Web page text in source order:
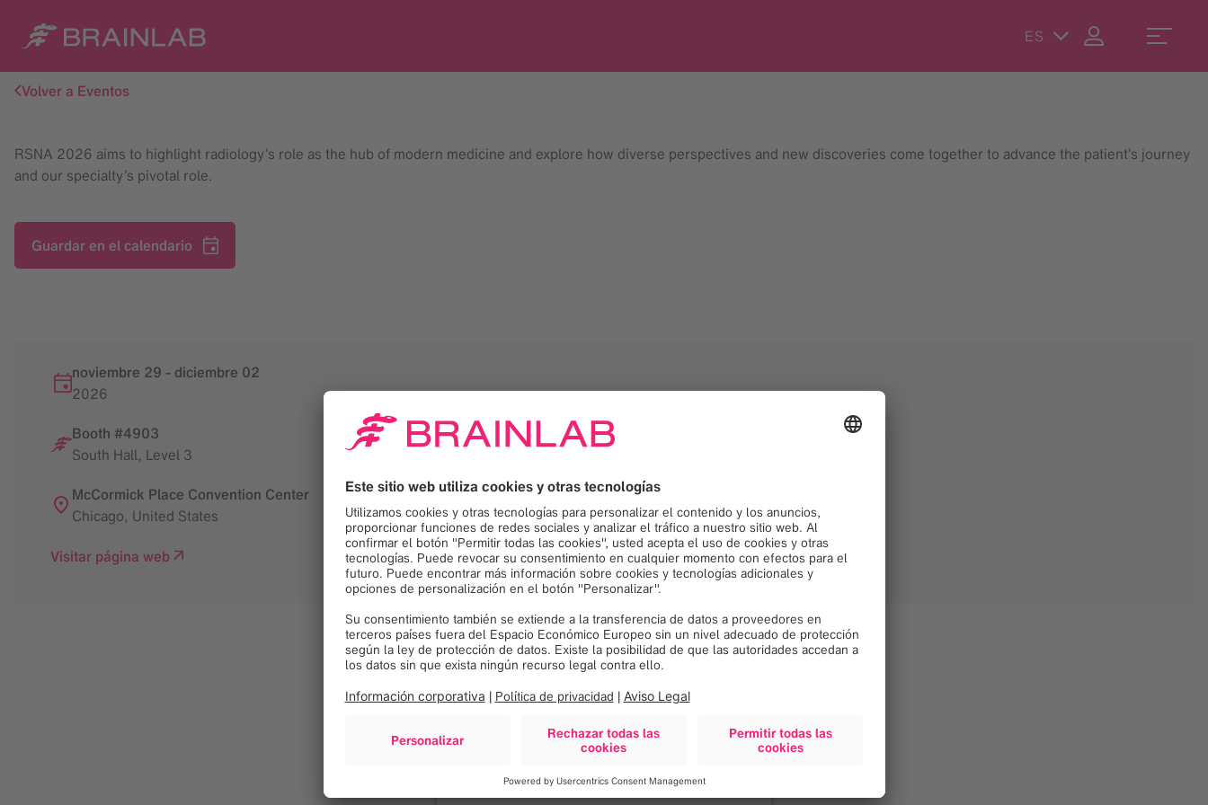
ES
Volver a Eventos
RSNA 2026 aims to highlight radiology’s role as the hub of modern medicine and explore how diverse perspectives and new discoveries come together to advance the patient’s journey
and our specialty’s pivotal role.
Guardar en el calendario
noviembre 29 - diciembre 02
2026
Booth #4903
South Hall, Level 3
McCormick Place Convention Center
Chicago, United States
Visitar página web
¡Necesitamos su
consentimiento para
cargar el servicio Google
Maps!